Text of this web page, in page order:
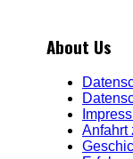
About Us
Anfahrt